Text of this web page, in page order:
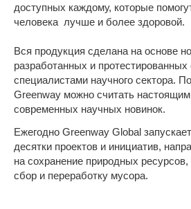
доступных каждому, которые
человека лучше и более здоровой.
Вся продукция сделана на основе
разработанных и
специалистами научного сектора.
Greenway можно считать настоящим
современных научных новинок.
Ежегодно Greenway Global
десятки проектов и инициатив,
на сохранение природных
сбор и переработку мусора.